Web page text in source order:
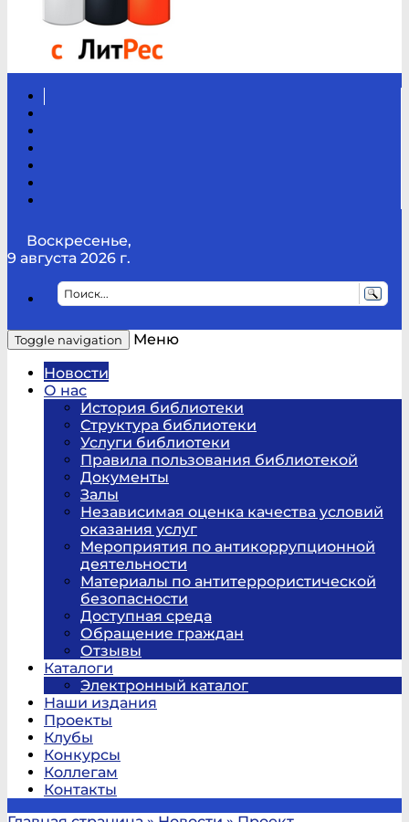
Воскресенье,
9 августа 2026 г.
Toggle navigation
Меню
Новости
О нас
История библиотеки
Структура библиотеки
Услуги библиотеки
Правила пользования библиотекой
Документы
Залы
Независимая оценка качества условий
оказания услуг
Мероприятия по антикоррупционной
деятельности
Материалы по антитеррористической
безопасности
Доступная среда
Обращение граждан
Отзывы
Каталоги
Электронный каталог
Наши издания
Проекты
Клубы
Конкурсы
Коллегам
Контакты